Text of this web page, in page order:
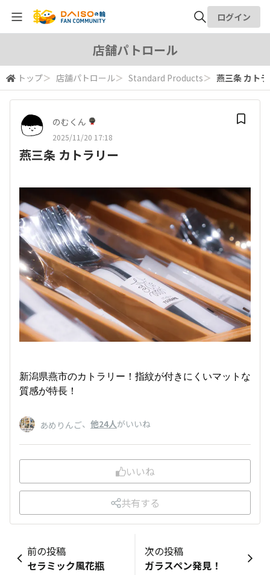
検索
ログイン
店舗パトロール
トップ＞ 店舗パトロール＞ Standard Products＞ 燕三条 カト
のむくん
2025/11/20 17:18
燕三条 カトラリー
新潟県燕市のカトラリー！指紋が付きにくいマットな
質感が特長！
あめりんご、 他24人がいいね
いいね
共有する
前の投稿
セラミック風花瓶
次の投稿
ガラスペン発見！